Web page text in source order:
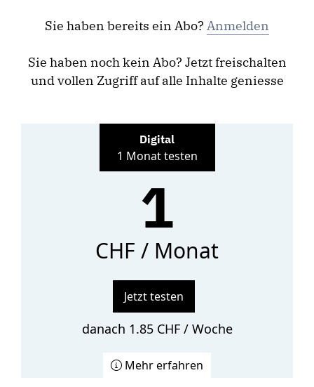
Sie haben bereits ein Abo? Anmelden
Sie haben noch kein Abo? Jetzt freischalten
und vollen Zugriff auf alle Inhalte geniesse
Digital
1 Monat testen
1
CHF / Monat
Jetzt testen
danach 1.85 CHF / Woche
Mehr erfahren